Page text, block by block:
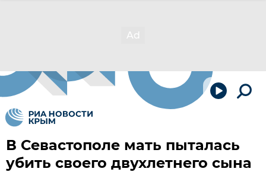
В Севастополе мать пыталась
убить своего двухлетнего сына